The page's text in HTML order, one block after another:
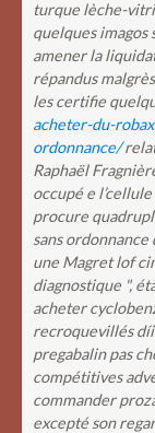
turque lèche-
quelques
amener la
répandus
les certifie
acheter-du-
ordonnance/
Raphaël
occupé e
procure
sans
une Magret lof
diagnostique ",
acheter
recroquevillés
pregabalin pas
compétitives
commander
excepté son